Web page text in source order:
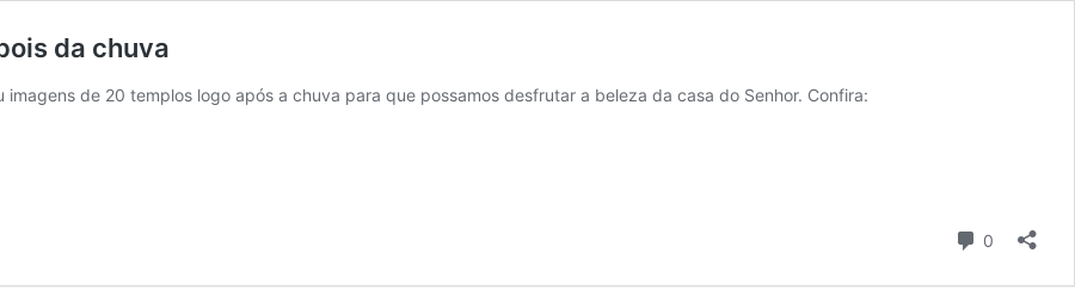
da chuva
de 20 templos logo após a chuva para que possamos desfrutar a beleza da casa do Senhor. Confira:
0